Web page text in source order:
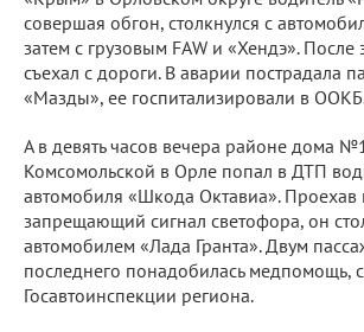
совершая обгон, столкнулся с
затем с грузовым FAW и «Хендэ». После
съехал с дороги. В аварии пострадала
«Мазды», ее госпитализировали в
А в девять часов вечера районе дома
Комсомольской в Орле попал в ДТП
автомобиля «Шкода Октавиа». Проехав
запрещающий сигнал светофора, он
автомобилем «Лада Гранта». Двум
последнего понадобилась медпомощь,
Госавтоинспекции региона.